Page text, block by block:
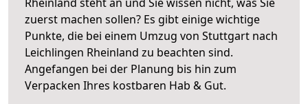
zuerst machen sollen? Es gibt einige wichtige
Punkte, die bei einem Umzug von Stuttgart nach
Leichlingen Rheinland zu beachten sind.
Angefangen bei der Planung bis hin zum
Verpacken Ihres kostbaren Hab & Gut.